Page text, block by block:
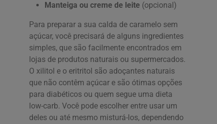
Manteiga ou creme de leite (opcional)
Para preparar a sua calda de caramelo sem
açúcar, você precisará de alguns ingredientes
simples, que são facilmente encontrados em
lojas de produtos naturais ou supermercados.
O xilitol e o eritritol são adoçantes naturais
que não contêm açúcar e são ótimas opções
para diabéticos ou quem segue uma dieta
low-carb. Você pode escolher entre usar um
deles ou até mesmo misturá-los, dependendo